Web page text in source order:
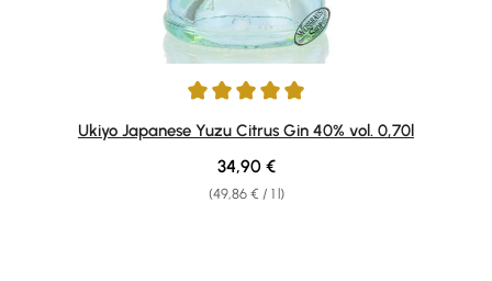
Average rating of 5 out of 5 stars
Ukiyo Japanese Yuzu Citrus Gin 40% vol. 0,70l
(49,86 € / 1 l)
Regular price:
34,90 €